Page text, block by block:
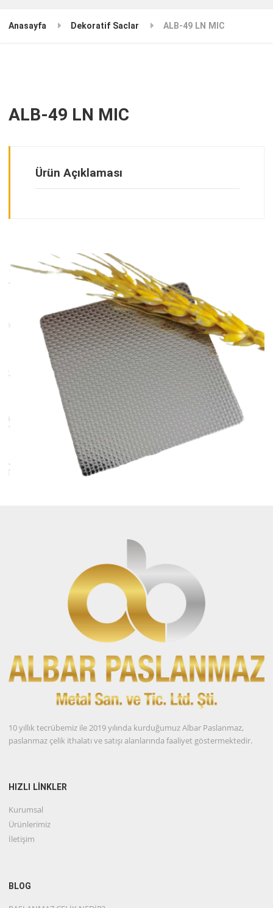
Anasayfa Dekoratif Saclar ALB-49 LN MIC
ALB-49 LN MIC
Ürün Açıklaması
10 yıllık tecrübemiz ile 2019 yılında kurduğumuz Albar Paslanmaz,
paslanmaz çelik ithalatı ve satışı alanlarında faaliyet göstermektedir.
HIZLI LİNKLER
Kurumsal
Ürünlerimiz
İletişim
BLOG